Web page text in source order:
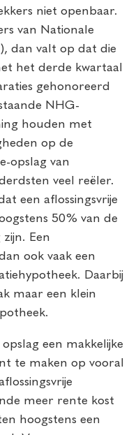
niet openbaar.
van Nationale
), dan valt op dat die
het derde kwartaal
gehonoreerd
NHG-
houden met
op de
opslag van
veel reëler.
een aflossingsvrije
50% van de
Een
ook vaak een
Daarbij
maar een klein
een makkelijke
te maken op vooral
meer rente kost
hoogstens een